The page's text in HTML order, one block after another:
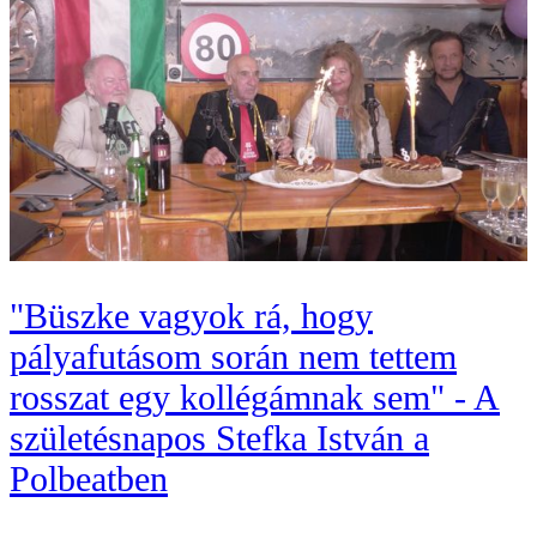
"Büszke vagyok rá, hogy
pályafutásom során nem tettem
rosszat egy kollégámnak sem" - A
születésnapos Stefka István a
Polbeatben